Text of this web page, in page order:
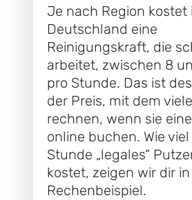
Je nach Region kostet
Deutschland eine
Reinigungskraft, die
arbeitet, zwischen 8
pro Stunde. Das ist
der Preis, mit dem
rechnen, wenn sie
online buchen. Wie viel
Stunde „legales“
kostet, zeigen wir dir
Rechenbeispiel.